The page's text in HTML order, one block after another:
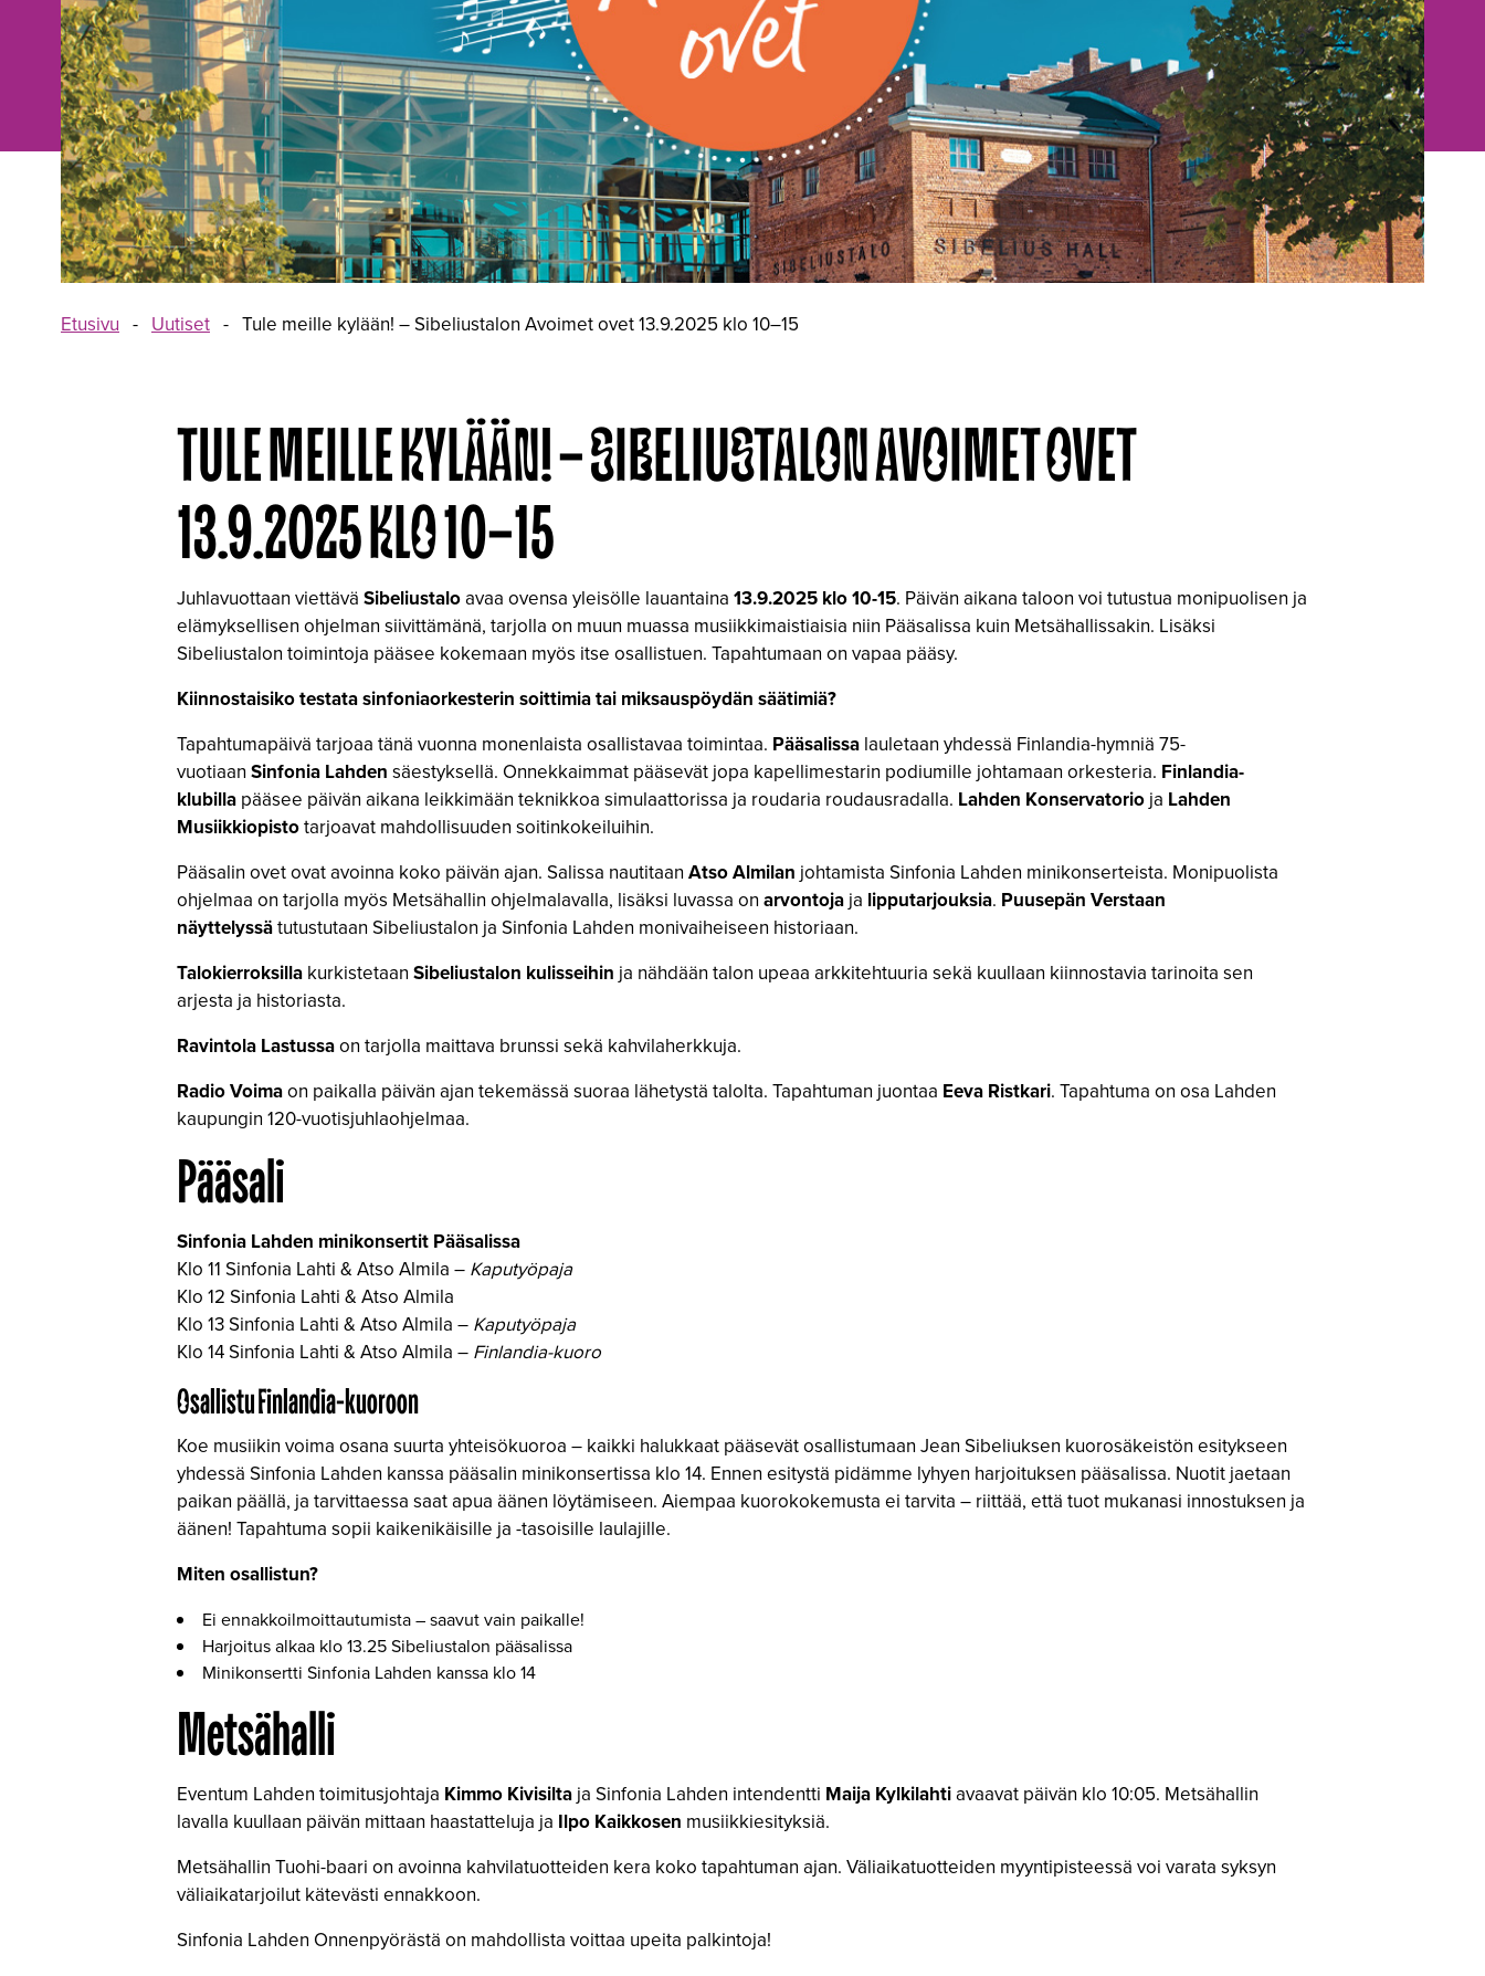
Etusivu - Uutiset - Tule meille kylään! – Sibeliustalon Avoimet ovet 13.9.2025 klo 10–15
TULE MEILLE KYLÄÄN! – SIBELIUSTALON AVOIMET OVET
13.9.2025 KLO 10–15
Juhlavuottaan viettävä Sibeliustaloavaa ovensa yleisölle lauantaina 13.9.2025 klo 10-15. Päivän aikana taloon voi tutustua monipuolisen ja
elämyksellisen ohjelman siivittämänä, tarjolla on muun muassa musiikkimaistiaisia niin Pääsalissa kuin Metsähallissakin. Lisäksi
Sibeliustalon toimintoja pääsee kokemaan myös itse osallistuen. Tapahtumaan on vapaa pääsy.
Kiinnostaisiko testata sinfoniaorkesterin soittimia tai miksauspöydän säätimiä?
Tapahtumapäivä tarjoaa tänä vuonna monenlaista osallistavaa toimintaa. Pääsalissa lauletaan yhdessä Finlandia-hymniä 75-
vuotiaan Sinfonia Lahden säestyksellä. Onnekkaimmat pääsevät jopa kapellimestarin podiumille johtamaan orkesteria. Finlandia-
klubilla pääsee päivän aikana leikkimään teknikkoa simulaattorissa ja roudaria roudausradalla. Lahden Konservatorio ja Lahden
Musiikkiopistotarjoavat mahdollisuuden soitinkokeiluihin.
Pääsalin ovet ovat avoinna koko päivän ajan. Salissa nautitaan Atso Almilan johtamista Sinfonia Lahden minikonserteista. Monipuolista
ohjelmaa on tarjolla myös Metsähallin ohjelmalavalla, lisäksi luvassa on arvontoja ja lipputarjouksia. Puusepän Verstaan
näyttelyssätutustutaan Sibeliustalon ja Sinfonia Lahden monivaiheiseen historiaan.
Talokierroksilla kurkistetaan Sibeliustalon kulisseihin ja nähdään talon upeaa arkkitehtuuria sekä kuullaan kiinnostavia tarinoita sen
arjesta ja historiasta.
Ravintola Lastussaon tarjolla maittava brunssi sekä kahvilaherkkuja.
Radio Voimaon paikalla päivän ajan tekemässä suoraa lähetystä talolta. Tapahtuman juontaa Eeva Ristkari. Tapahtuma on osa Lahden
kaupungin 120-vuotisjuhlaohjelmaa.
Pääsali
Sinfonia Lahden minikonsertit Pääsalissa
Klo 11 Sinfonia Lahti & Atso Almila – Kaputyöpaja
Klo 12 Sinfonia Lahti & Atso Almila
Klo 13 Sinfonia Lahti & Atso Almila – Kaputyöpaja
Klo 14 Sinfonia Lahti & Atso Almila – Finlandia-kuoro
Osallistu Finlandia-kuoroon
Koe musiikin voima osana suurta yhteisökuoroa – kaikki halukkaat pääsevät osallistumaan Jean Sibeliuksen kuorosäkeistön esitykseen
yhdessä Sinfonia Lahden kanssa pääsalin minikonsertissa klo 14. Ennen esitystä pidämme lyhyen harjoituksen pääsalissa. Nuotit jaetaan
paikan päällä, ja tarvittaessa saat apua äänen löytämiseen. Aiempaa kuorokokemusta ei tarvita – riittää, että tuot mukanasi innostuksen ja
äänen! Tapahtuma sopii kaikenikäisille ja -tasoisille laulajille.
Miten osallistun?
Ei ennakkoilmoittautumista – saavut vain paikalle!
Harjoitus alkaa klo 13.25 Sibeliustalon pääsalissa
Minikonsertti Sinfonia Lahden kanssa klo 14
Metsähalli
Eventum Lahden toimitusjohtaja Kimmo Kivisilta ja Sinfonia Lahden intendentti Maija Kylkilahtiavaavat päivän klo 10:05. Metsähallin
lavalla kuullaan päivän mittaan haastatteluja ja Ilpo Kaikkosen musiikkiesityksiä.
Metsähallin Tuohi-baari on avoinna kahvilatuotteiden kera koko tapahtuman ajan. Väliaikatuotteiden myyntipisteessä voi varata syksyn
väliaikatarjoilut kätevästi ennakkoon.
Sinfonia Lahden Onnenpyörästä on mahdollista voittaa upeita palkintoja!